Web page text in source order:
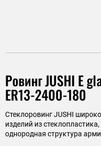
Ровинг JUSHI E
ER13-2400-180
Стеклоровинг JUSHI
изделий из
однородная структура